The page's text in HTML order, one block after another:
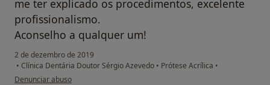
me ter explicado os procedimentos, excelente
profissionalismo.
Aconselho a qualquer um!
2 de dezembro de 2019
• Clínica Dentária Doutor Sérgio Azevedo • Prótese Acrílica •
na opinião do utilizador Conta eliminada
Denunciar abuso